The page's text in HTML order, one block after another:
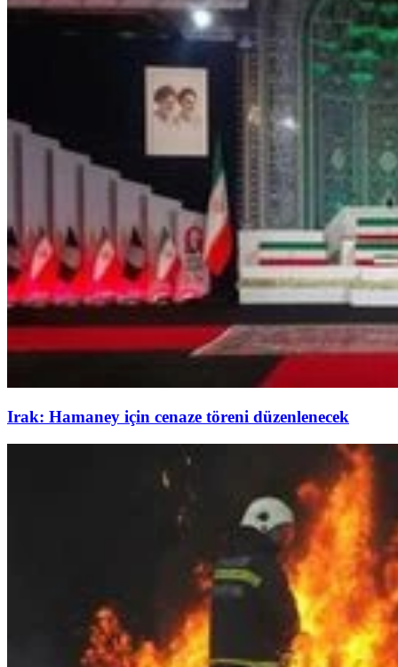
Irak: Hamaney için cenaze töreni düzenlenecek